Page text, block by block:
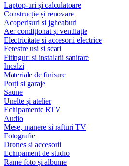
Laptop-uri și calculatoare
Construcție și renovare
Acoperișuri și jgheaburi
Aer condiționat și ventilație
Electricitate si accesorii electrice
Ferestre usi si scari
Fitinguri si instalatii sanitare
Incalzi
Materiale de finisare
Porți și garaje
Saune
Unelte și atelier
Echipamente RTV
Audio
Mese, manere si rafturi TV
Fotografie
Drones si accesorii
Echipament de studio
Rame foto și albume